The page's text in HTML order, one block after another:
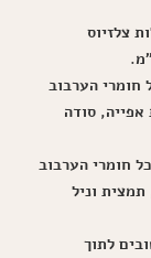
לחום 180 מעלות צלזיוס
חומרי הערבוב
סודה
חומרי הערבוב
וניל
לתוך